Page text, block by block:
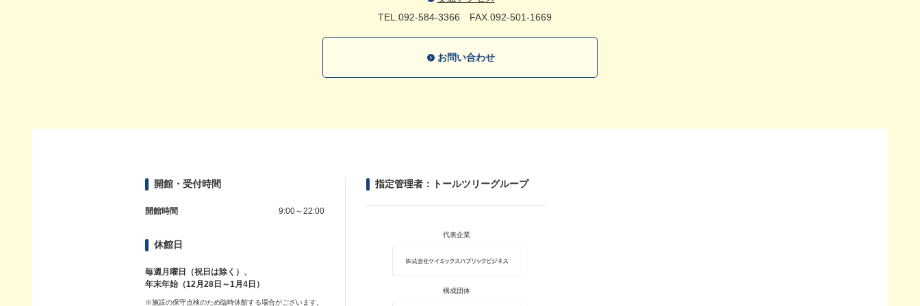
TEL.092-584-3366 FAX.092-501-1669
お問い合わせ
開館・受付時間
開館時間 9:00～22:00
休館日
毎週月曜日（祝日は除く）、
年末年始（12月28日～1月4日）
※施設の保守点検のため臨時休館する場合がございます。
指定管理者：トールツリーグループ
代表企業
構成団体